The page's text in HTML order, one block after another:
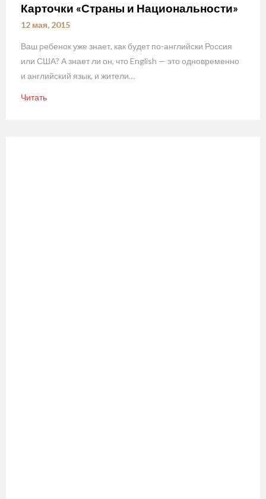
Карточки «Страны и Национальности»
12 мая, 2015
Ваш ребенок уже знает, как будет по-английски Россия
или США? А знает ли он, что English — это одновременно
и английский язык, и жители…
Читать